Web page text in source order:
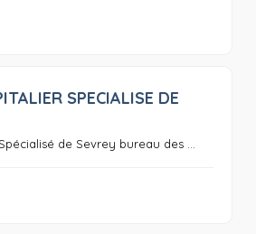
0
SPECIALISE DE
de Sevrey bureau des ...